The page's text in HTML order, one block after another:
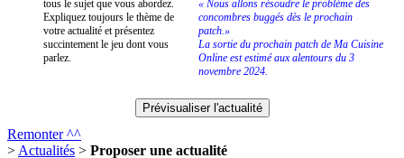
tous le sujet que vous abordez.
Expliquez toujours le thème de
votre actualité et présentez
succintement le jeu dont vous
parlez.
« Nous allons résoudre le problème des
concombres buggés dès le prochain
patch.»
La sortie du prochain patch de Ma Cuisine
Online est estimé aux alentours du 3
novembre 2024.
Remonter ^^
> Actualités > Proposer une actualité